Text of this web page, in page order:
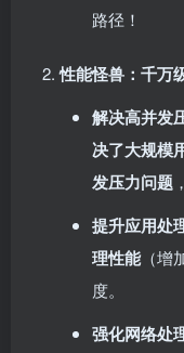
路径！
性能怪兽：千万
解决高并发
决了大规模
发压力问题
提升应用处
理性能（增
度。
强化网络处